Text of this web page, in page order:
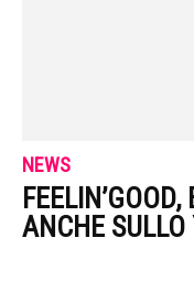
NEWS
ANCHE